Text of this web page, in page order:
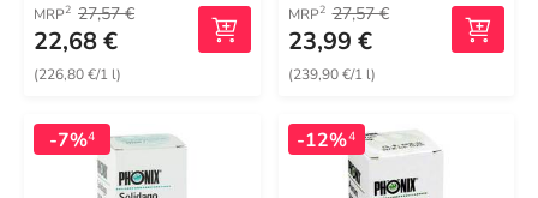
MRP2 27,57 €
22,68 €
(226,80 €/1 l)
MRP2 27,57 €
23,99 €
(239,90 €/1 l)
-7%4 -12%4